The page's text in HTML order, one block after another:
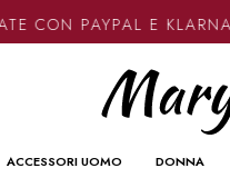
CON PAYPAL E
ACCESSORI UOMO DONNA